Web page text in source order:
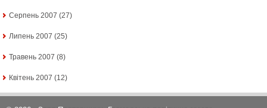
Серпень 2007 (27)
Липень 2007 (25)
Травень 2007 (8)
Квітень 2007 (12)